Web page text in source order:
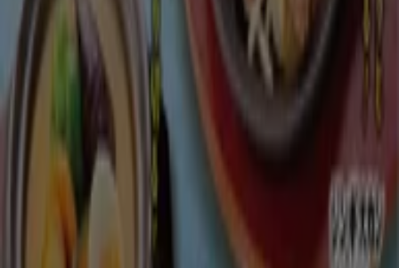
びっくりドンキー
排他的な取引と掘り出し物
9/15 日まで有効
ニューヨーカーズカフェ
ニューヨーカーズカフェ メニュー